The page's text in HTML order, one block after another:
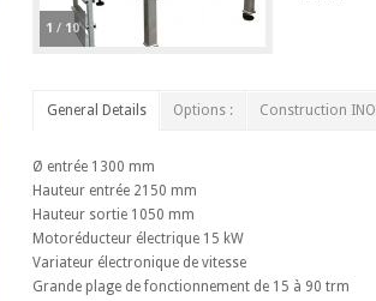
1 / 10
General Details Options : Construction
Ø entrée 1300 mm
Hauteur entrée 2150 mm
Hauteur sortie 1050 mm
Motoréducteur électrique 15 kW
Variateur électronique de vitesse
Grande plage de fonctionnement de 15 à 90 trm